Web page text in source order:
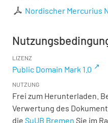
Nordischer Mercurius
LIZENZ
Public Domain Mark 1.0
NUTZUNG
Frei zum Herunterladen.
Verwertung des
die SuUB Bremen Sie im